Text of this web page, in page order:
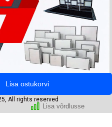
Lisa ostukorvi
Lisa võrdlusse
All rights reserved